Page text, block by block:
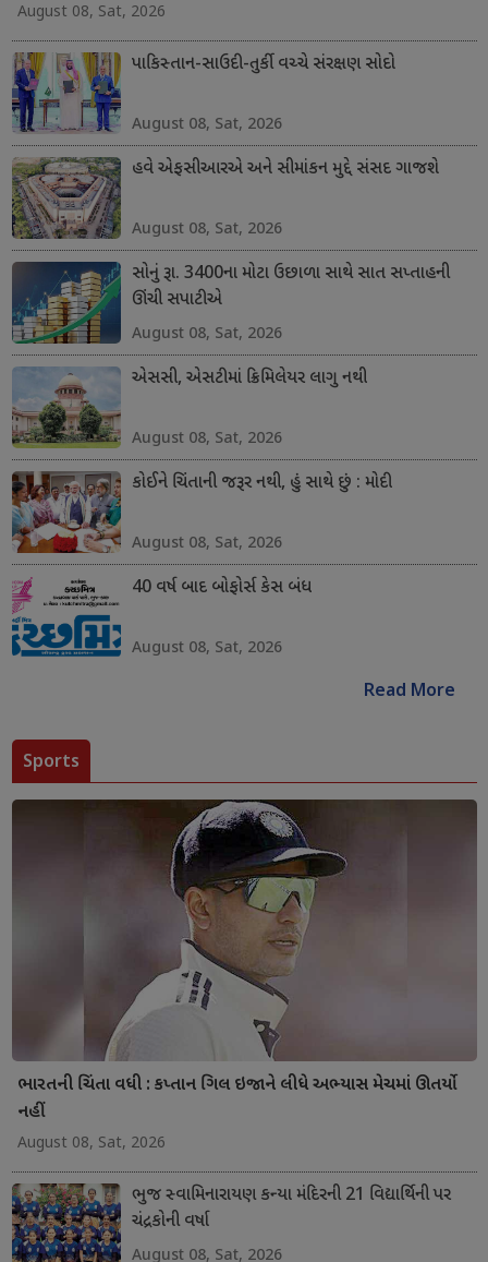
August 08, Sat, 2026
પાકિસ્તાન-સાઉદી-તુર્કી વચ્ચે સંરક્ષણ સોદો
August 08, Sat, 2026
હવે એફસીઆરએ અને સીમાંકન મુદ્દે સંસદ ગાજશે
August 08, Sat, 2026
સોનું રૂા. 3400ના મોટા ઉછાળા સાથે સાત સપ્તાહની
ઊંચી સપાટીએ
August 08, Sat, 2026
એસસી, એસટીમાં ક્રિમિલેયર લાગુ નથી
August 08, Sat, 2026
કોઈને ચિંતાની જરૂર નથી, હું સાથે છું : મોદી
August 08, Sat, 2026
40 વર્ષ બાદ બોફોર્સ કેસ બંધ
August 08, Sat, 2026
Read More
Sports
ભારતની ચિંતા વધી : કપ્તાન ગિલ ઇજાને લીધે અભ્યાસ મેચમાં ઊતર્યો
નહીં
August 08, Sat, 2026
ભુજ સ્વામિનારાયણ કન્યા મંદિરની 21 વિદ્યાર્થિની પર
ચંદ્રકોની વર્ષા
August 08, Sat, 2026